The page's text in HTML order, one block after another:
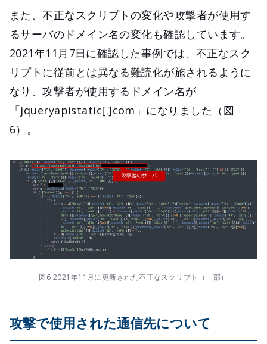
また、不正なスクリプトの変化や攻撃者が使用す
るサーバのドメイン名の変化も確認しています。
2021年11月7日に確認した事例では、不正なスク
リプトに従前とは異なる難読化が施されるように
なり、攻撃者が使用するドメイン名が
「jqueryapistatic[.]com」になりました（図
6）。
図6 2021年11月に更新された不正なスクリプト（一部）
攻撃で使用された通信先について